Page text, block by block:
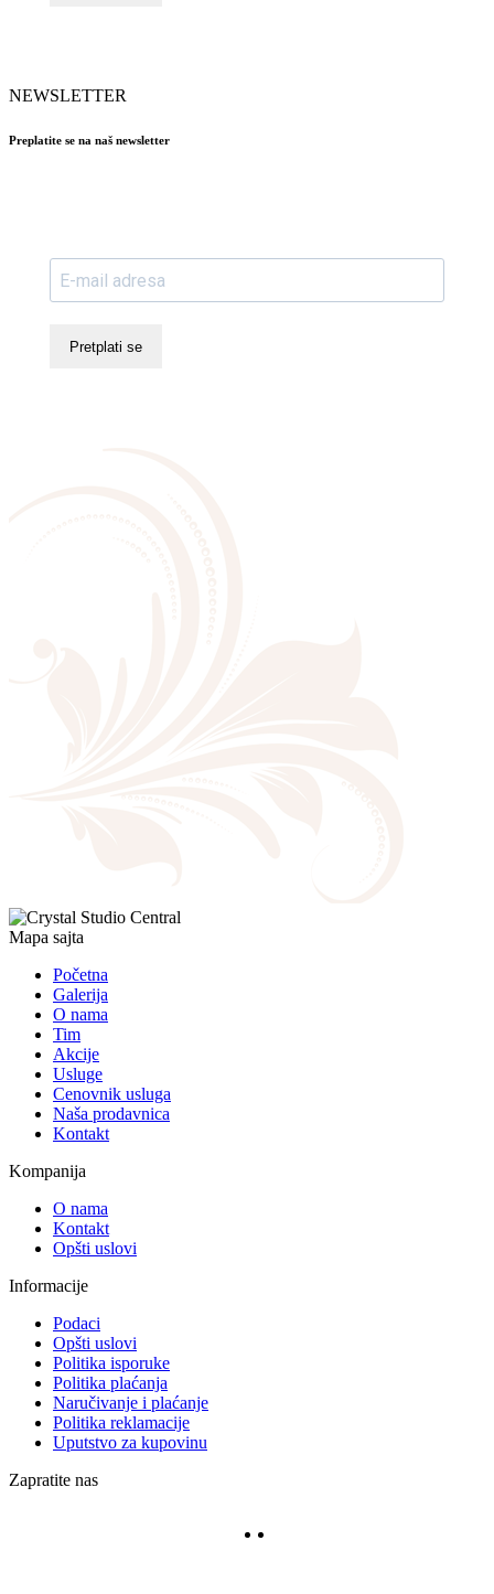
NEWSLETTER
Preplatite se na naš newsletter
Pretplati se
Mapa sajta
Početna
Galerija
O nama
Tim
Akcije
Usluge
Cenovnik usluga
Naša prodavnica
Kontakt
Kompanija
O nama
Kontakt
Opšti uslovi
Informacije
Podaci
Opšti uslovi
Politika isporuke
Politika plaćanja
Naručivanje i plaćanje
Politika reklamacije
Uputstvo za kupovinu
Zapratite nas